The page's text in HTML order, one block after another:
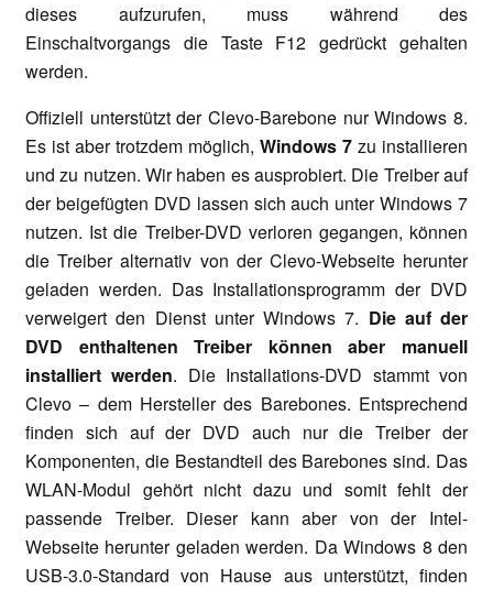
dieses aufzurufen, muss während des
Einschaltvorgangs die Taste F12 gedrückt gehalten
werden.
Offiziell unterstützt der Clevo-Barebone nur Windows 8.
Es ist aber trotzdem möglich, Windows 7 zu installieren
und zu nutzen. Wir haben es ausprobiert. Die Treiber auf
der beigefügten DVD lassen sich auch unter Windows 7
nutzen. Ist die Treiber-DVD verloren gegangen, können
die Treiber alternativ von der Clevo-Webseite herunter
geladen werden. Das Installationsprogramm der DVD
verweigert den Dienst unter Windows 7. Die auf der
DVD enthaltenen Treiber können aber manuell
installiert werden. Die Installations-DVD stammt von
Clevo – dem Hersteller des Barebones. Entsprechend
finden sich auf der DVD auch nur die Treiber der
Komponenten, die Bestandteil des Barebones sind. Das
WLAN-Modul gehört nicht dazu und somit fehlt der
passende Treiber. Dieser kann aber von der Intel-
Webseite herunter geladen werden. Da Windows 8 den
USB-3.0-Standard von Hause aus unterstützt, finden